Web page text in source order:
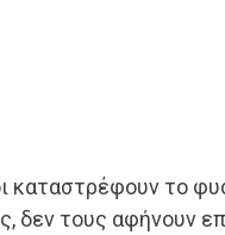
καταστρέφουν το
δεν τους αφήνουν